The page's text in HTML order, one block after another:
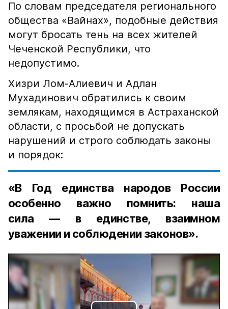
По словам председателя регионального
общества «Вайнах», подобные действия
могут бросать тень на всех жителей
Чеченской Республики, что
недопустимо.
Хизри Лом-Алиевич и Адлан
Мухадинович обратились к своим
землякам, находящимся в Астраханской
области, с просьбой не допускать
нарушений и строго соблюдать законы
и порядок:
«В Год единства народов России
особенно важно помнить: наша
сила — в единстве, взаимном
уважении и соблюдении законов».